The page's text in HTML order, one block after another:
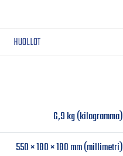
HUOLLOT
6,9 kg (kilogramma)
550 × 180 × 180 mm (millimetri)